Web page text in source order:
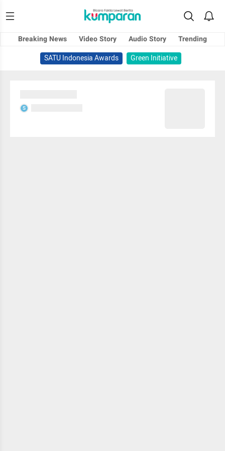
Breaking News Video Story Audio Story
Trending
SATU Indonesia Awards
Green Initiative
S